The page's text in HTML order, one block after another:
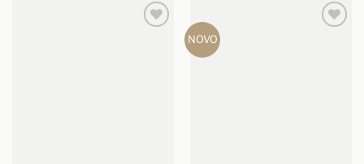
NOVO